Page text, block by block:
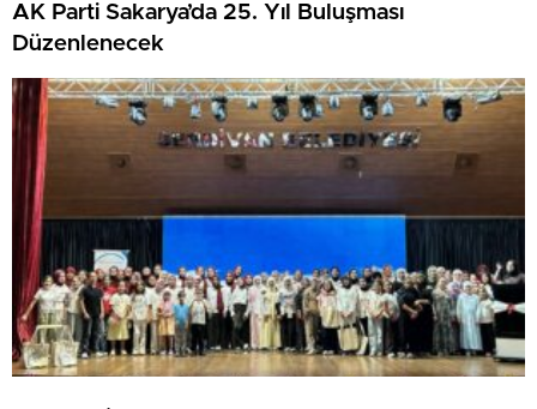
AK Parti Sakarya’da 25. Yıl Buluşması
Düzenlenecek